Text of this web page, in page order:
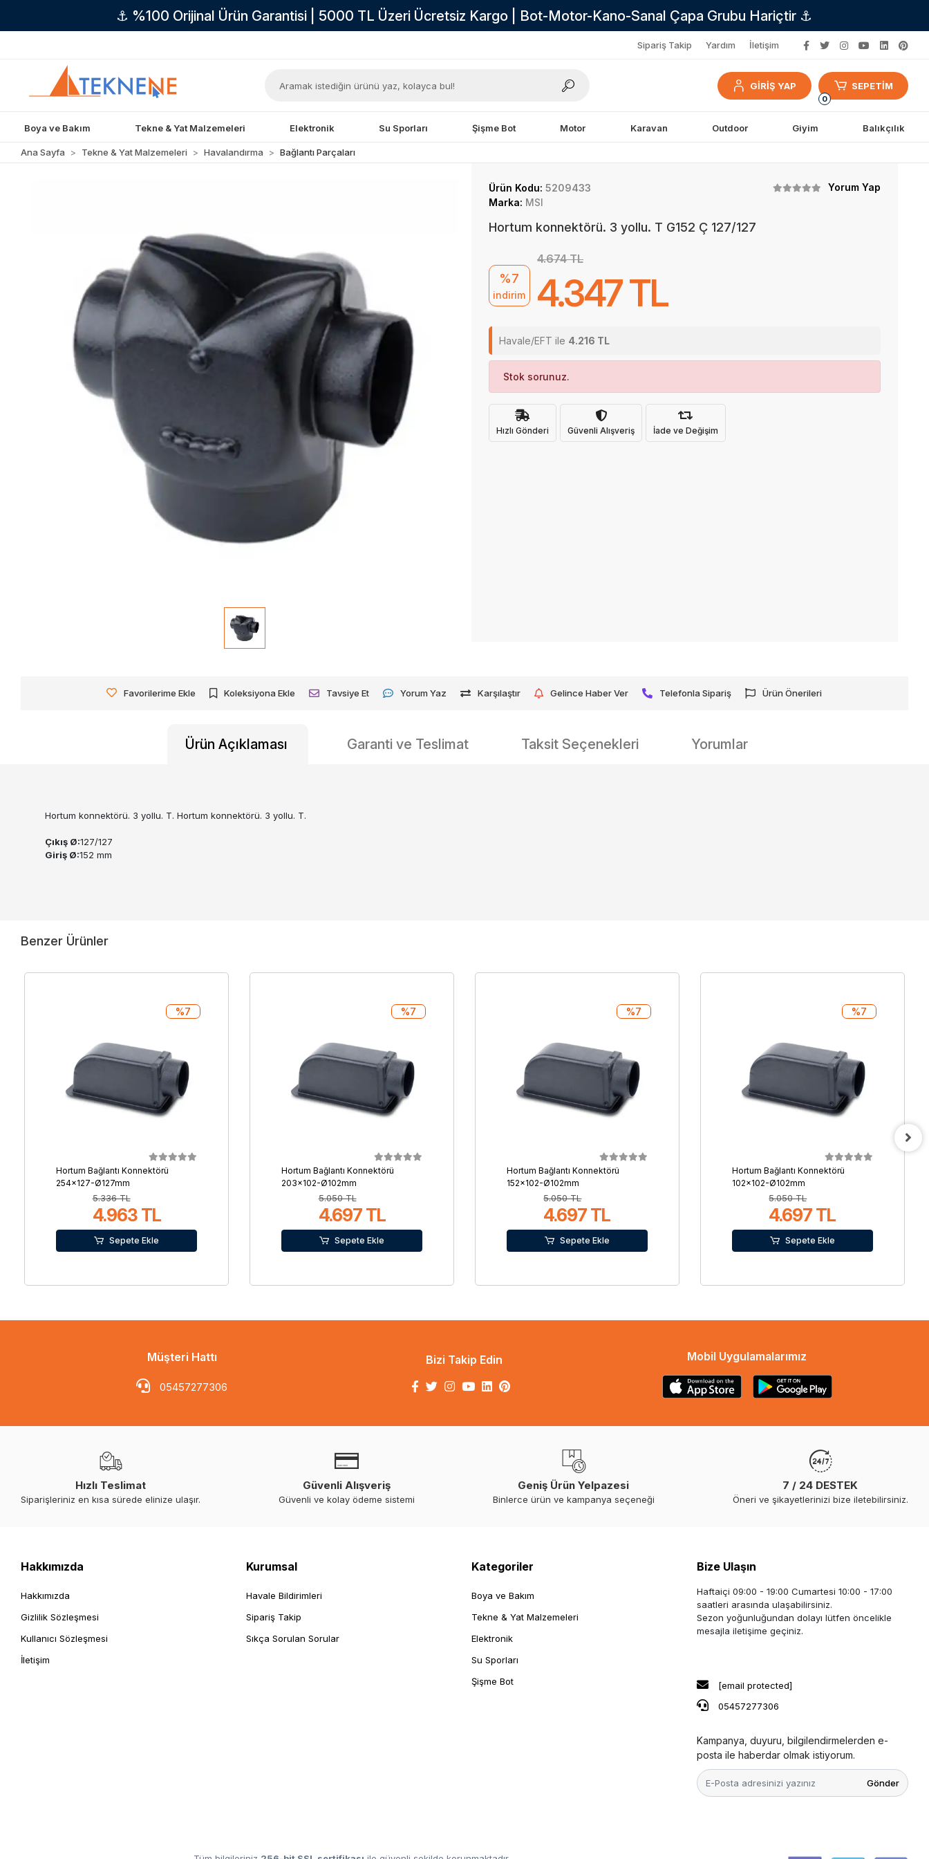
⚓ %100 Orijinal Ürün Garantisi | 5000 TL Üzeri Ücretsiz Kargo | Bot-Motor-Kano-Sanal Çapa Grubu Hariçtir ⚓
Sipariş Takip Yardım İletişim
GİRİŞ YAP
0
SEPETİM
Boya ve Bakım Tekne & Yat Malzemeleri Elektronik Su Sporları Şişme Bot Motor Karavan Outdoor Giyim Balıkçılık
Ana Sayfa Tekne & Yat Malzemeleri Havalandırma Bağlantı Parçaları
Ürün Kodu: 5209433
Yorum Yap
Marka: MSI
Hortum konnektörü. 3 yollu. T G152 Ç 127/127
%7
indirim
4.674 TL
4.347 TL
Havale/EFT ile 4.216 TL
Stok sorunuz.
Hızlı Gönderi Güvenli Alışveriş İade ve Değişim
Favorilerime Ekle Koleksiyona Ekle Tavsiye Et Yorum Yaz Karşılaştır Gelince Haber Ver Telefonla Sipariş Ürün Önerileri
Ürün Açıklaması Garanti ve Teslimat Taksit Seçenekleri Yorumlar
Hortum konnektörü. 3 yollu. T. Hortum konnektörü. 3 yollu. T.
Çıkış Ø:127/127
Giriş Ø:152 mm
Benzer Ürünler
Hortum Bağlantı Konnektörü
254x127-Ø127mm
5.336 TL
4.963 TL
%7
Sepete Ekle
Hortum Bağlantı Konnektörü
203x102-Ø102mm
5.050 TL
4.697 TL
%7
Sepete Ekle
Hortum Bağlantı Konnektörü
152x102-Ø102mm
5.050 TL
4.697 TL
%7
Sepete Ekle
Hortum Bağlantı Konnektörü
102x102-Ø102mm
5.050 TL
4.697 TL
%7
Sepete Ekle
Müşteri Hattı
05457277306
Bizi Takip Edin Mobil Uygulamalarımız
Hızlı Teslimat
Siparişleriniz en kısa sürede elinize ulaşır.
Güvenli Alışveriş
Güvenli ve kolay ödeme sistemi
Geniş Ürün Yelpazesi
Binlerce ürün ve kampanya seçeneği
7 / 24 DESTEK
Öneri ve şikayetlerinizi bize iletebilirsiniz.
Hakkımızda
Hakkımızda
Gizlilik Sözleşmesi
Kullanıcı Sözleşmesi
İletişim
Kurumsal
Havale Bildirimleri
Sipariş Takip
Sıkça Sorulan Sorular
Kategoriler
Boya ve Bakım
Tekne & Yat Malzemeleri
Elektronik
Su Sporları
Şişme Bot
Bize Ulaşın
Haftaiçi 09:00 - 19:00 Cumartesi 10:00 - 17:00
saatleri arasında ulaşabilirsiniz.
Sezon yoğunluğundan dolayı lütfen öncelikle
mesajla iletişime geçiniz.
[email protected]
05457277306
Kampanya, duyuru, bilgilendirmelerden e-
posta ile haberdar olmak istiyorum.
Gönder